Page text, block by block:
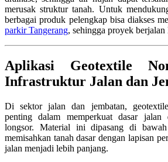
merusak struktur tanah. Untuk
berbagai produk pelengkap bisa diakses
parkir Tangerang, sehingga proyek
Aplikasi Geotextile
Infrastruktur Jalan dan
Di sektor jalan dan jembatan,
penting dalam memperkuat dasar jalan
longsor. Material ini dipasang di
memisahkan tanah dasar dengan lapisan
jalan menjadi lebih panjang.